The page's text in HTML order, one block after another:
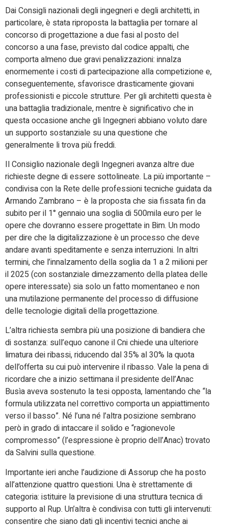
Dai Consigli nazionali degli ingegneri e degli architetti, in
particolare, è stata riproposta la battaglia per tornare al
concorso di progettazione a due fasi al posto del
concorso a una fase, previsto dal codice appalti, che
comporta almeno due gravi penalizzazioni: innalza
enormemente i costi di partecipazione alla competizione e,
conseguentemente, sfavorisce drasticamente giovani
professionisti e piccole strutture. Per gli architetti questa è
una battaglia tradizionale, mentre è significativo che in
questa occasione anche gli Ingegneri abbiano voluto dare
un supporto sostanziale su una questione che
generalmente li trova più freddi.
Il Consiglio nazionale degli Ingegneri avanza altre due
richieste degne di essere sottolineate. La più importante –
condivisa con la Rete delle professioni tecniche guidata da
Armando Zambrano – è la proposta che sia fissata fin da
subito per il 1° gennaio una soglia di 500mila euro per le
opere che dovranno essere progettate in Bim. Un modo
per dire che la digitalizzazione è un processo che deve
andare avanti speditamente e senza interruzioni. In altri
termini, che l’innalzamento della soglia da 1 a 2 milioni per
il 2025 (con sostanziale dimezzamento della platea delle
opere interessate) sia solo un fatto momentaneo e non
una mutilazione permanente del processo di diffusione
delle tecnologie digitali della progettazione.
L’altra richiesta sembra più una posizione di bandiera che
di sostanza: sull’equo canone il Cni chiede una ulteriore
limatura dei ribassi, riducendo dal 35% al 30% la quota
dell’offerta su cui può intervenire il ribasso. Vale la pena di
ricordare che a inizio settimana il presidente dell’Anac
Busìa aveva sostenuto la tesi opposta, lamentando che “la
formula utilizzata nel correttivo comporta un appiattimento
verso il basso”. Né l’una né l’altra posizione sembrano
però in grado di intaccare il solido e “ragionevole
compromesso” (l’espressione è proprio dell’Anac) trovato
da Salvini sulla questione.
Importante ieri anche l’audizione di Assorup che ha posto
all’attenzione quattro questioni. Una è strettamente di
categoria: istituire la previsione di una struttura tecnica di
supporto al Rup. Un’altra è condivisa con tutti gli intervenuti:
consentire che siano dati gli incentivi tecnici anche ai